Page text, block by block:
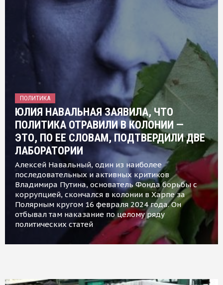
ПОЛИТИКА
ЮЛИЯ НАВАЛЬНАЯ ЗАЯВИЛА, ЧТО
ПОЛИТИКА ОТРАВИЛИ В КОЛОНИИ —
ЭТО, ПО ЕЕ СЛОВАМ, ПОДТВЕРДИЛИ ДВЕ
ЛАБОРАТОРИИ
Алексей Навальный, один из наиболее
последовательных и активных критиков
Владимира Путина, основатель Фонда борьбы с
коррупцией, скончался в колонии в Харпе за
Полярным кругом 16 февраля 2024 года. Он
отбывал там наказание по целому ряду
политических статей